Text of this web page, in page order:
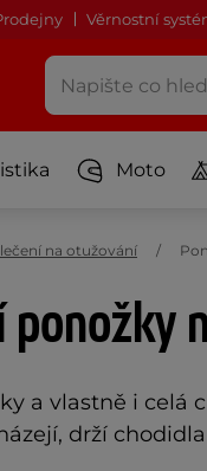
Věrnostní
Moto
a vlastně i
drží
na otužování